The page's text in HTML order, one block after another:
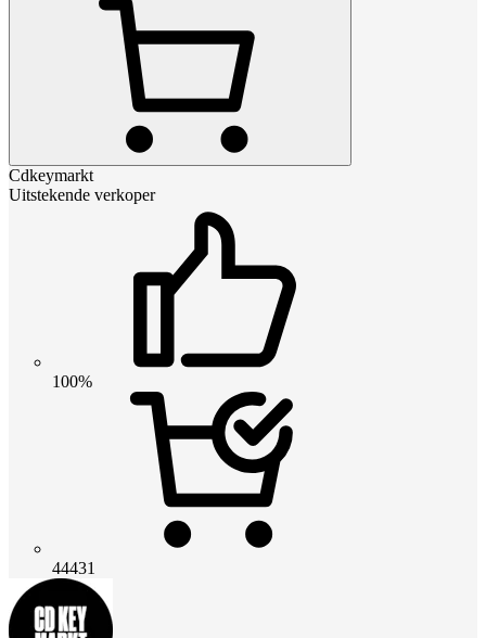
Cdkeymarkt
Uitstekende verkoper
100%
44431